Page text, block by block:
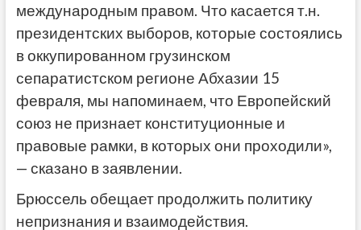
международным правом. Что касается т.н.
президентских выборов, которые состоялись
в оккупированном грузинском
сепаратистском регионе Абхазии 15
февраля, мы напоминаем, что Европейский
союз не признает конституционные и
правовые рамки, в которых они проходили»,
— сказано в заявлении.
Брюссель обещает продолжить политику
непризнания и взаимодействия.